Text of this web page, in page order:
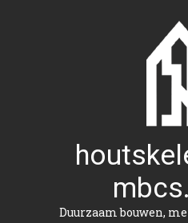
Duurzaam bouwen,